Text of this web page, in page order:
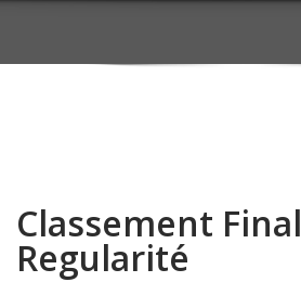
Classement Final
Regularité